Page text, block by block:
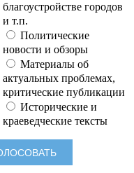
благоустройстве городов
и т.п.
Политические
новости и обзоры
Материалы об
актуальных проблемах,
критические публикации
Исторические и
краеведческие тексты